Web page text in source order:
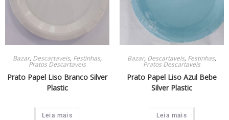
Bazar, Descartaveis, Festinhas,
Pratos Descartaveis
Prato Papel Liso Branco Silver
Plastic
Leia mais
Bazar, Descartaveis, Festinhas,
Pratos Descartaveis
Prato Papel Liso Azul Bebe
Silver Plastic
Leia mais